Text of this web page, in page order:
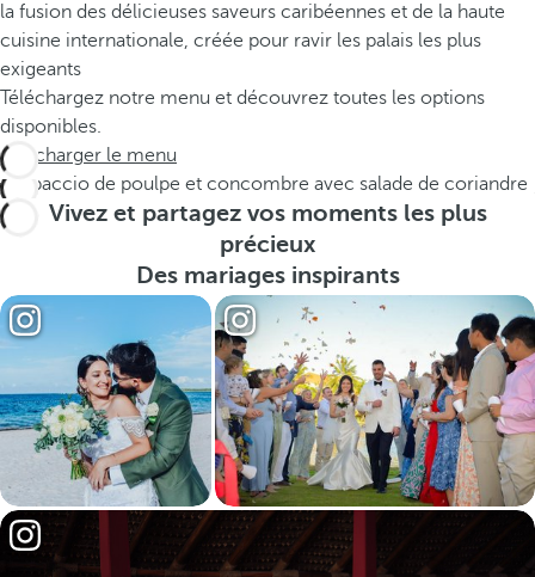
la fusion des délicieuses saveurs caribéennes et de la haute
cuisine internationale, créée pour ravir les palais les plus
exigeants
Téléchargez notre menu et découvrez toutes les options
disponibles.
Télécharger le menu
Carpaccio de poulpe et concombre avec salade de coriandre
Vivez et partagez vos moments les plus
précieux
Des mariages inspirants